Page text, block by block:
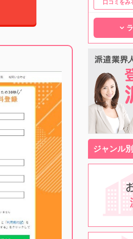
口コミをみ
ジャンル